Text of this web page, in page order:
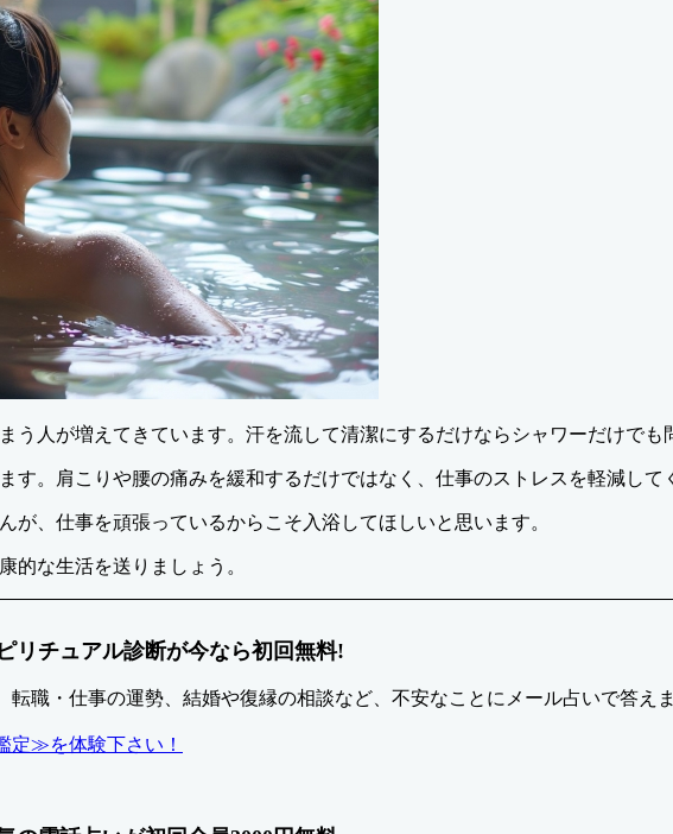
う人が増えてきています。汗を流して清潔にするだけならシャワーだけでも
す。肩こりや腰の痛みを緩和するだけではなく、仕事のストレスを軽減して
が、仕事を頑張っているからこそ入浴してほしいと思います。
的な生活を送りましょう。
リチュアル診断が今なら初回無料!
職・仕事の運勢、結婚や復縁の相談など、不安なことにメール占いで答えま
定≫を体験下さい！